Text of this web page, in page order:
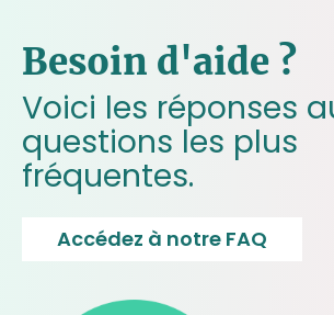
Besoin d'aide ?
Voici les réponses
questions les plus
fréquentes.
Accédez à notre FAQ